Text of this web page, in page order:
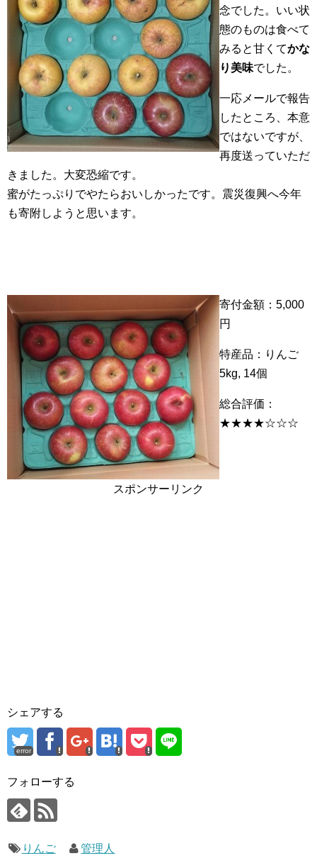
念でした。いい状
態のものは食べて
みると甘くてかな
り美味でした。
一応メールで報告
したところ、本意
ではないですが、
再度送っていただ
きました。大変恐縮です。
蜜がたっぷりでやたらおいしかったです。震災復興へ今年
も寄附しようと思います。
寄付金額：5,000
円
特産品：りんご
5kg, 14個
総合評価：
★★★★☆☆☆
スポンサーリンク
シェアする
error
フォローする
りんご 管理人